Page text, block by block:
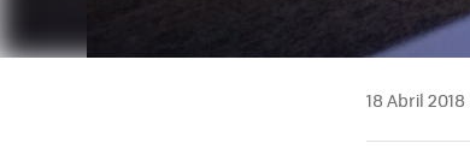
18 Abril 2018